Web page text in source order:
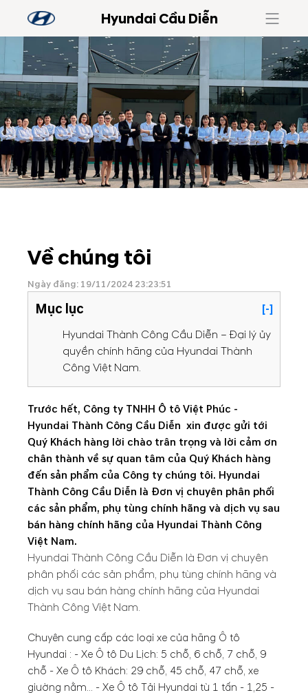
Hyundai Cầu Diễn
Về chúng tôi
Ngày đăng: 19/11/2024 23:23:51
Mục lục
[-]
Hyundai Thành Công Cầu Diễn – Đại lý ủy
quyền chính hãng của Hyundai Thành
Công Việt Nam.
Trước hết, Công ty TNHH Ô tô Việt Phúc -
Hyundai Thành Công Cầu Diễn xin được gửi tới
Quý Khách hàng lời chào trân trọng và lời cảm ơn
chân thành về sự quan tâm của Quý Khách hàng
đến sản phẩm của Công ty chúng tôi. Hyundai
Thành Công Cầu Diễn là Đơn vị chuyên phân phối
các sản phẩm, phụ tùng chính hãng và dịch vụ sau
bán hàng chính hãng của Hyundai Thành Công
Việt Nam.
Hyundai Thành Công Cầu Diễn là Đơn vị chuyên
phân phối các sản phẩm, phụ tùng chính hãng và
dịch vụ sau bán hàng chính hãng của Hyundai
Thành Công Việt Nam.
Chuyên cung cấp các loại xe của hãng Ô tô
Hyundai : - Xe Ô tô Du Lịch: 5 chỗ, 6 chỗ, 7 chỗ, 9
chỗ - Xe Ô tô Khách: 29 chỗ, 45 chỗ, 47 chỗ, xe
giường nằm... - Xe Ô tô Tải Hyundai từ 1 tấn - 1,25 -